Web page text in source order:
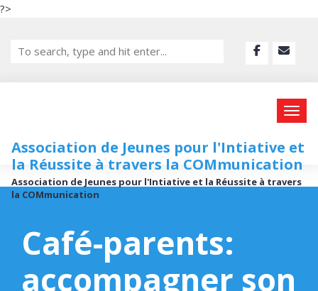
?>
Association de Jeunes pour l'Intiative et
la Réussite à travers la COMmunication
Association de Jeunes pour l'Intiative et la Réussite à travers
la COMmunication
Café-parents:
accompagner son